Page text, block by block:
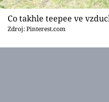
Co takhle teepee ve
Zdroj: Pinterest.com